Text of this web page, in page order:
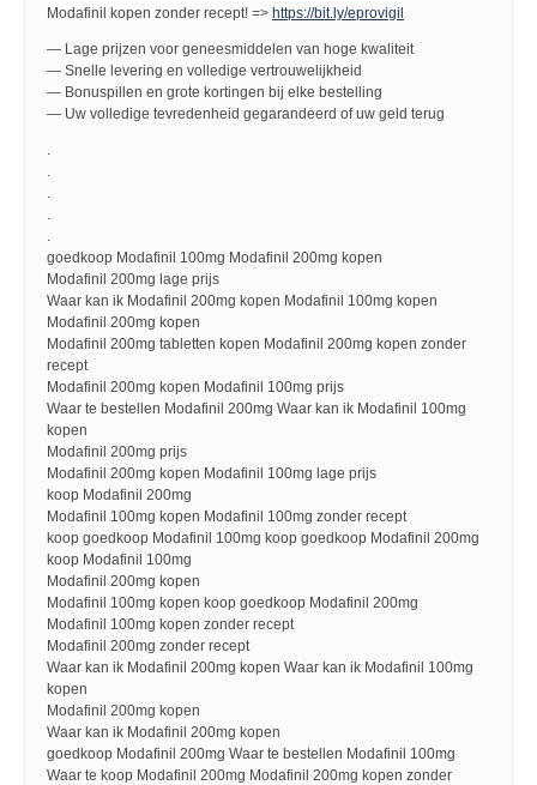
Modafinil kopen zonder recept! => https://bit.ly/eprovigil
— Lage prijzen voor geneesmiddelen van hoge kwaliteit
— Snelle levering en volledige vertrouwelijkheid
— Bonuspillen en grote kortingen bij elke bestelling
— Uw volledige tevredenheid gegarandeerd of uw geld terug
.
.
.
.
.
goedkoop Modafinil 100mg Modafinil 200mg kopen
Modafinil 200mg lage prijs
Waar kan ik Modafinil 200mg kopen Modafinil 100mg kopen
Modafinil 200mg kopen
Modafinil 200mg tabletten kopen Modafinil 200mg kopen zonder
recept
Modafinil 200mg kopen Modafinil 100mg prijs
Waar te bestellen Modafinil 200mg Waar kan ik Modafinil 100mg
kopen
Modafinil 200mg prijs
Modafinil 200mg kopen Modafinil 100mg lage prijs
koop Modafinil 200mg
Modafinil 100mg kopen Modafinil 100mg zonder recept
koop goedkoop Modafinil 100mg koop goedkoop Modafinil 200mg
koop Modafinil 100mg
Modafinil 200mg kopen
Modafinil 100mg kopen koop goedkoop Modafinil 200mg
Modafinil 100mg kopen zonder recept
Modafinil 200mg zonder recept
Waar kan ik Modafinil 200mg kopen Waar kan ik Modafinil 100mg
kopen
Modafinil 200mg kopen
Waar kan ik Modafinil 200mg kopen
goedkoop Modafinil 200mg Waar te bestellen Modafinil 100mg
Waar te koop Modafinil 200mg Modafinil 200mg kopen zonder